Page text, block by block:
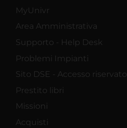
MyUnivr
Area Amministrativa
Supporto - Help Desk
Problemi Impianti
Sito DSE - Accesso riservato
Prestito libri
Missioni
Acquisti